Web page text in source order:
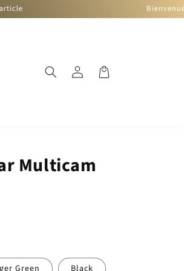
Bienvenue sur notre
Connexion Panier
Multicam
Green Black